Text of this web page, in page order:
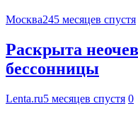
Москва245 месяцев спустя
Раскрыта
бессонницы
Lenta.ru5 месяцев спустя 0